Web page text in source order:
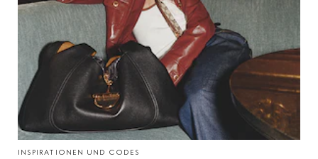
INSPIRATIONEN UND CODES